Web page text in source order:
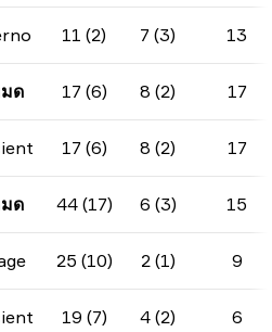
11 (2) 7 (3) 13
ด 17 (6) 8 (2) 17
17 (6) 8 (2) 17
ด 44 (17) 6 (3) 15
25 (10) 2 (1) 9
19 (7) 4 (2) 6